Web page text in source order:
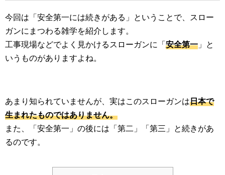
今回は「安全第一には続きがある」ということで、スロー
ガンにまつわる雑学を紹介します。
工事現場などでよく見かけるスローガンに「安全第一 」と
いうものがありますよね。
あまり知られていませんが、実はこのスローガンは日本で
生まれたものではありません。
また、「安全第一」の後には「第二」「第三」と続きがあ
るのです。
ためになる雑学
スポーツ雑学
食べ物雑学
歴史雑学
生活雑学
サイト情報